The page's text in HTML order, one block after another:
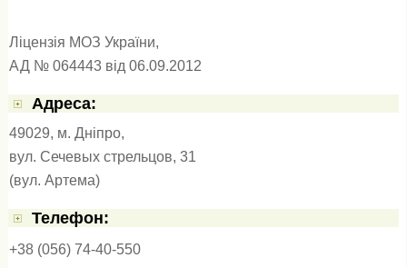
Ліцензія МОЗ України,
АД № 064443 від 06.09.2012
Адресa:
49029, м. Дніпро,
вул. Сечевых стрельцов, 31
(вул. Артема)
Телефон:
+38 (056) 74-40-550